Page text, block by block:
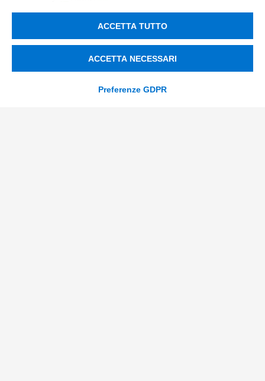
Compliance Normativa Integrata
Soluzioni Digitali
ACCETTA TUTTO
ACCETTA NECESSARI
Preferenze GDPR